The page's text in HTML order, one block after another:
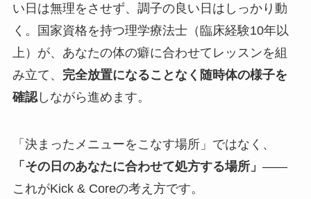
い日は無理をさせず、調子の良い日はしっかり動
く。国家資格を持つ理学療法士（臨床経験10年以
上）が、あなたの体の癖に合わせてレッスンを組
み立て、 完全放置になることなく随時体の様子を
確認しながら進めます。
「決まったメニューをこなす場所」ではなく、
「その日のあなたに合わせて処方する場所」 ——
これがKick & Coreの考え方です。